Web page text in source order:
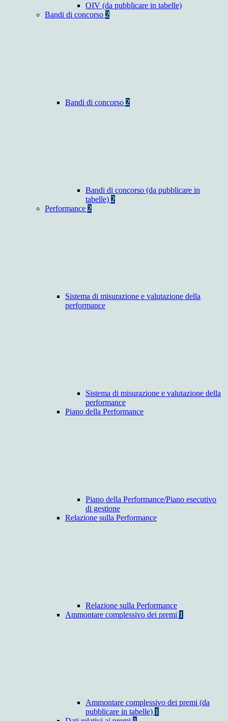
OIV (da pubblicare in tabelle)
Bandi di concorso 2
Bandi di concorso 2
Bandi di concorso (da pubblicare in
tabelle) 2
Performance 2
Sistema di misurazione e valutazione della
performance
Sistema di misurazione e valutazione della
performance
Piano della Performance
Piano della Performance/Piano esecutivo
di gestione
Relazione sulla Performance
Relazione sulla Performance
Ammontare complessivo dei premi 1
Ammontare complessivo dei premi (da
pubblicare in tabelle) 1